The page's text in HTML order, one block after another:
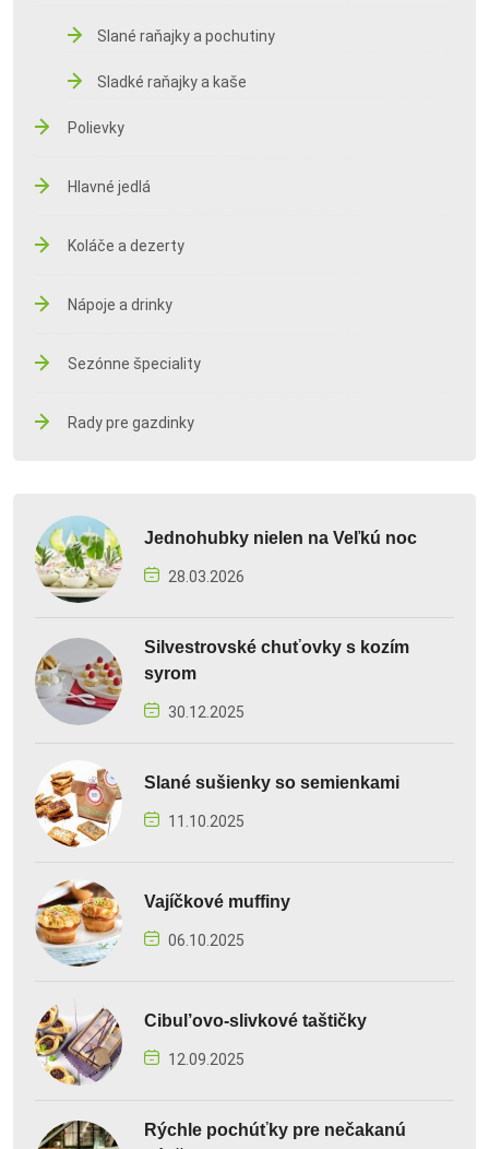
Slané raňajky a pochutiny
Sladké raňajky a kaše
Polievky
Hlavné jedlá
Koláče a dezerty
Nápoje a drinky
Sezónne špeciality
Rady pre gazdinky
Jednohubky nielen na Veľkú noc
28.03.2026
Silvestrovské chuťovky s kozím
syrom
30.12.2025
Slané sušienky so semienkami
11.10.2025
Vajíčkové muffiny
06.10.2025
Cibul’ovo-slivkové taštičky
12.09.2025
Rýchle pochúťky pre nečakanú